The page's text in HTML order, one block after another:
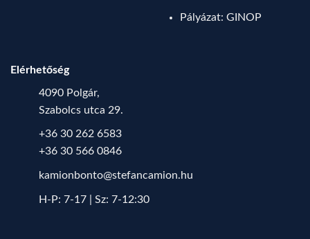
Pályázat: GINOP
Elérhetőség
4090 Polgár,
Szabolcs utca 29.
+36 30 262 6583
+36 30 566 0846
kamionbonto@stefancamion.hu
H-P: 7-17 | Sz: 7-12:30